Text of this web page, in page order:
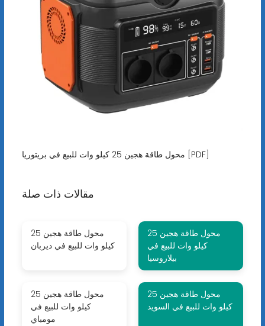
محول طاقة هجين 25 كيلو وات للبيع في بريتوريا [PDF]
مقالات ذات صلة
محول طاقة هجين 25
كيلو وات للبيع في ديربان
محول طاقة هجين 25
كيلو وات للبيع في
بيلاروسيا
محول طاقة هجين 25
كيلو وات للبيع في
مومباي
محول طاقة هجين 25
كيلو وات للبيع في السويد